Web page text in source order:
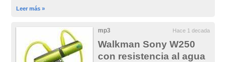
Leer más »
mp3 Hace 1 decada
Walkman Sony W250
con resistencia al agua